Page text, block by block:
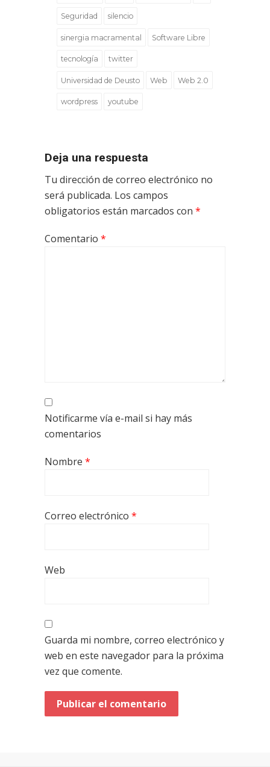
Seguridad silencio
sinergia macramental Software Libre
tecnología twitter
Universidad de Deusto Web Web 2.0
wordpress youtube
Deja una respuesta
Tu dirección de correo electrónico no
será publicada. Los campos
obligatorios están marcados con *
Comentario *
Notificarme vía e-mail si hay más
comentarios
Nombre *
Correo electrónico *
Web
Guarda mi nombre, correo electrónico y
web en este navegador para la próxima
vez que comente.